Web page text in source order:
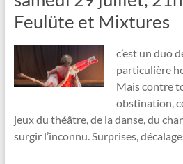
Feulüte et Mixtures
c’est un duo
particulière
Mais contre
obstination,
jeux du théâtre, de la danse, du
surgir l’inconnu. Surprises,